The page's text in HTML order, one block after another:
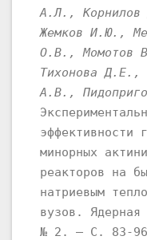
А.Л.,
Жемков И.Ю.,
О.В., Момотов
Тихонова Д.Е.,
А.В.,
эффективности
минорных
реакторов на
натриевым
вузов.
№ 2. – С. 83-